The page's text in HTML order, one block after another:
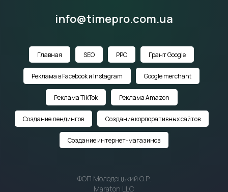
info@timepro.com.ua
Главная SEO PPC Грант Google
Реклама в Facebook и Instagram Google merchant
Реклама TikTok Реклама Amazon
Создание лендингов Создание корпоративных сайтов
Создание интернет-магазинов
ФОП Молодецький О.Р.
Maraton LLC